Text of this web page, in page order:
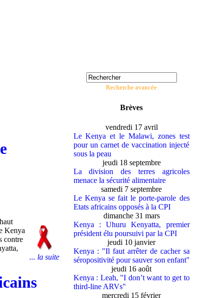
Kenya
contre
... la suite
Recherche avancée
Brèves
vendredi 17 avril
Le Kenya et le Malawi, zones test
pour un carnet de vaccination injecté
sous la peau
jeudi 18 septembre
La division des terres agricoles
menace la sécurité alimentaire
samedi 7 septembre
Le Kenya se fait le porte-parole des
Etats africains opposés à la CPI
dimanche 31 mars
Kenya : Uhuru Kenyatta, premier
président élu poursuivi par la CPI
jeudi 10 janvier
Kenya : "Il faut arrêter de cacher sa
séropositivité pour sauver son enfant"
jeudi 16 août
Kenya : Leah, "I don’t want to get to
third-line ARVs"
mercredi 15 février